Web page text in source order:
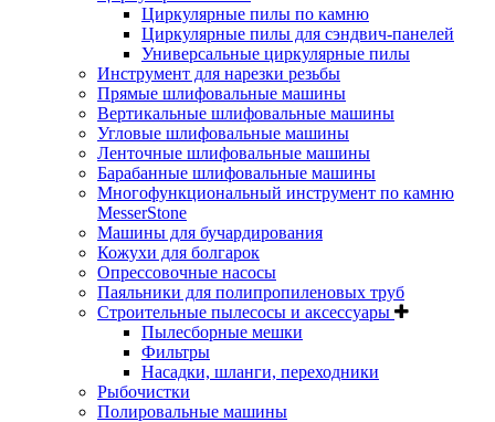
Циркулярные пилы по камню
Циркулярные пилы для сэндвич-панелей
Универсальные циркулярные пилы
Инструмент для нарезки резьбы
Прямые шлифовальные машины
Вертикальные шлифовальные машины
Угловые шлифовальные машины
Ленточные шлифовальные машины
Барабанные шлифовальные машины
Многофункциональный инструмент по камню
MesserStone
Машины для бучардирования
Кожухи для болгарок
Опрессовочные насосы
Паяльники для полипропиленовых труб
Строительные пылесосы и аксессуары
Пылесборные мешки
Фильтры
Насадки, шланги, переходники
Рыбочистки
Полировальные машины